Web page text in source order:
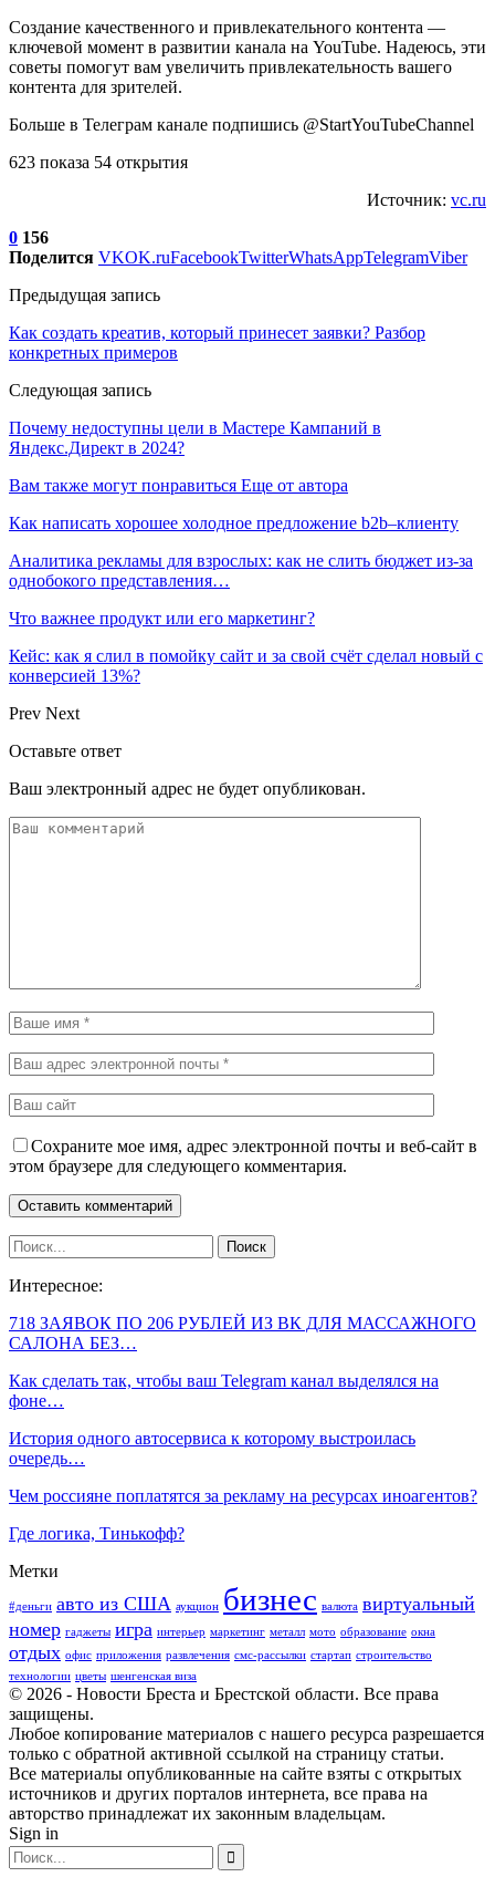
Создание качественного и привлекательного контента —
ключевой момент в развитии канала на YouTube. Надеюсь, эти
советы помогут вам увеличить привлекательность вашего
контента для зрителей.
Больше в Телеграм канале подпишись @StartYouTubeChannel
623 показа 54 открытия
Источник: vc.ru
0 156
Поделится VKOK.ruFacebookTwitterWhatsAppTelegramViber
Предыдущая запись
Как создать креатив, который принесет заявки? Разбор
конкретных примеров
Следующая запись
Почему недоступны цели в Мастере Кампаний в
Яндекс.Директ в 2024?
Вам также могут понравиться Еще от автора
Как написать хорошее холодное предложение b2b–клиенту
Аналитика рекламы для взрослых: как не слить бюджет из-за
однобокого представления…
Что важнее продукт или его маркетинг?
Кейс: как я слил в помойку сайт и за свой счёт сделал новый с
конверсией 13%?
Prev Next
Оставьте ответ
Ваш электронный адрес не будет опубликован.
Сохраните мое имя, адрес электронной почты и веб-сайт в
этом браузере для следующего комментария.
Интересное:
718 ЗАЯВОК ПО 206 РУБЛЕЙ ИЗ ВК ДЛЯ МАССАЖНОГО
САЛОНА БЕЗ…
Как сделать так, чтобы ваш Telegram канал выделялся на
фоне…
История одного автосервиса к которому выстроилась
очередь…
Чем россияне поплатятся за рекламу на ресурсах иноагентов?
Где логика, Тинькофф?
Метки
#деньги авто из США аукцион бизнес валюта виртуальный
номер гаджеты игра интерьер маркетинг металл мото образование окна
отдых офис приложения развлечения смс-рассылки стартап строительство
технологии цветы шенгенская виза
© 2026 - Новости Бреста и Брестской области. Все права
защищены.
Любое копирование материалов с нашего ресурса разрешается
только с обратной активной ссылкой на страницу статьи.
Все материалы опубликованные на сайте взяты с открытых
источников и других порталов интернета, все права на
авторство принадлежат их законным владельцам.
Sign in